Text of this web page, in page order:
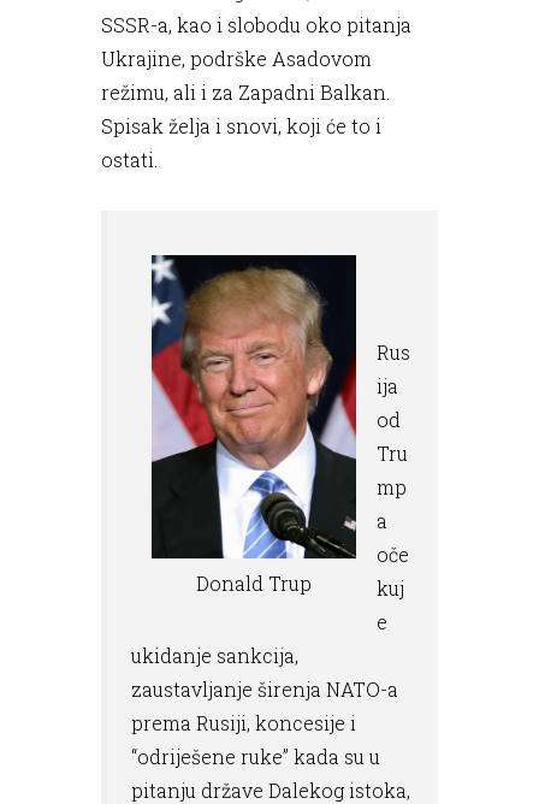
SSSR-a, kao i slobodu oko pitanja
Ukrajine, podrške Asadovom
režimu, ali i za Zapadni Balkan.
Spisak želja i snovi, koji će to i
ostati.
Donald Trup
Rus
ija
od
Tru
mp
a
oče
kuj
e
ukidanje sankcija,
zaustavljanje širenja NATO-a
prema Rusiji, koncesije i
“odriješene ruke” kada su u
pitanju države Dalekog istoka,